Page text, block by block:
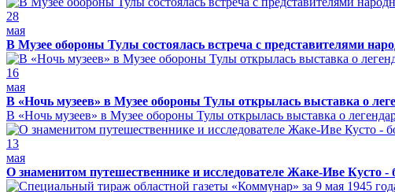
28
мая
В Музее обороны Тулы состоялась встреча с представителями
16
мая
В «Ночь музеев» в Музее обороны Тулы открылась выставка о
В «Ночь музеев» в Музее обороны Тулы открылась выставка о
13
мая
О знаменитом путешественнике и исследователе Жаке-Иве Кусто